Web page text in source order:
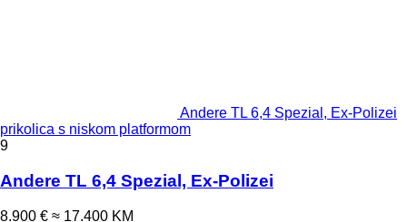
Andere TL 6,4 Spezial, Ex-Polizei
prikolica s niskom platformom
9
Andere TL 6,4 Spezial, Ex-Polizei
8.900 € ≈ 17.400 KM